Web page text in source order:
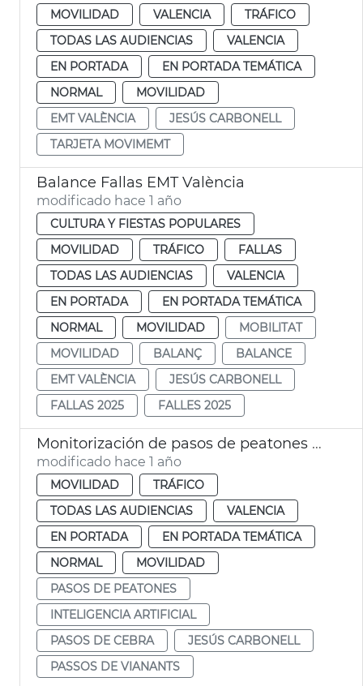
MOVILIDAD VALENCIA
TRÁFICO
TODAS LAS AUDIENCIAS
VALENCIA
EN PORTADA
EN PORTADA TEMÁTICA
NORMAL
MOVILIDAD
EMT VALÈNCIA
JESÚS CARBONELL
TARJETA MOVIMEMT
Balance Fallas EMT València
modificado hace 1 año
CULTURA Y FIESTAS POPULARES
MOVILIDAD
TRÁFICO
FALLAS
TODAS LAS AUDIENCIAS
VALENCIA
EN PORTADA
EN PORTADA TEMÁTICA
NORMAL
MOVILIDAD
MOBILITAT
MOVILIDAD
BALANÇ
BALANCE
EMT VALÈNCIA
JESÚS CARBONELL
FALLAS 2025
FALLES 2025
Monitorización de pasos de peatones mediante inteligencia artificial en València
modificado hace 1 año
MOVILIDAD
TRÁFICO
TODAS LAS AUDIENCIAS
VALENCIA
EN PORTADA
EN PORTADA TEMÁTICA
NORMAL
MOVILIDAD
PASOS DE PEATONES
INTELIGENCIA ARTIFICIAL
PASOS DE CEBRA
JESÚS CARBONELL
PASSOS DE VIANANTS